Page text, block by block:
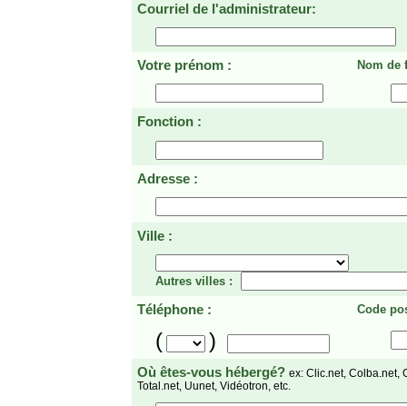
Courriel de l'administrateur:
Votre prénom : Nom de
Fonction :
Adresse :
Ville :
Autres villes :
Téléphone : Code
( )
Où êtes-vous hébergé? ex: Clic.net, Colba.net,
Total.net, Uunet, Vidéotron, etc.